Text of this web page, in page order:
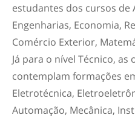
estudantes dos cursos
Engenharias, Economia,
Comércio Exterior,
Já para o nível Técnico,
contemplam formações
Eletrotécnica,
Automação, Mecânica,